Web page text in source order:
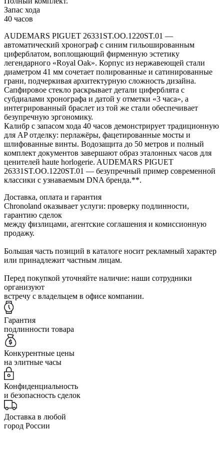
Запас хода
40 часов
AUDEMARS PIGUET 26331ST.OO.1220ST.01 —
автоматический хронограф с синим гильошированным
циферблатом, воплощающий фирменную эстетику
легендарного «Royal Oak». Корпус из нержавеющей стали
диаметром 41 мм сочетает полированные и сатинированные
грани, подчеркивая архитектурную сложность дизайна.
Сапфировое стекло раскрывает детали циферблята с
субдиалами хронографа и датой у отметки «3 часа», а
интегрированный браслет из той же стали обеспечивает
безупречную эргономику.
Калибр с запасом хода 40 часов демонстрирует традиционную
для AP отделку: перлажёры, фацетированные мосты и
шлифованные винты. Водозащита до 50 метров и полный
комплект документов завершают образ эталонных часов для
ценителей haute horlogerie. AUDEMARS PIGUET
26331ST.OO.1220ST.01 — безупречный пример современной
классики с узнаваемым DNA бренда.**.
Доставка, оплата и гарантия
Chronoland оказывает услуги: проверку подлинности,
гарантию сделок
между физлицами, агентские соглашения и комиссионную
продажу.
Большая часть позиций в каталоге носит рекламный характер
или принадлежит частным лицам.
Перед покупкой уточняйте наличие: наши сотрудники
организуют
встречу с владельцем в офисе компании.
Гарантия
подлинности товара
Конкурентные цены
на элитные часы
Конфиденциальность
и безопасность сделок
Доставка в любой
город России